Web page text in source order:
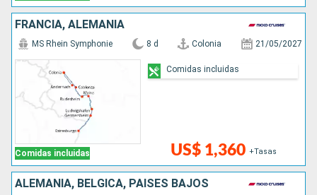
FRANCIA, ALEMANIA
Comidas incluidas
MS Rhein Symphonie 8 d Colonia 21/05/2027
US$ 1,360 +Tasas
Comidas incluidas
ALEMANIA, BÉLGICA, PAISES BAJOS